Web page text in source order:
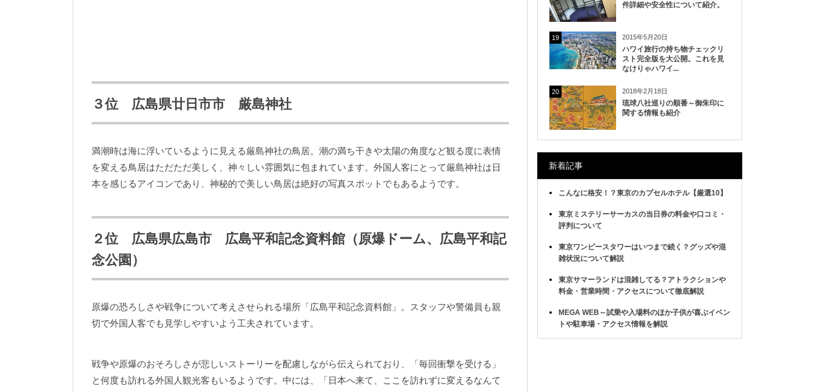
３位 広島県廿日市市 厳島神社
満潮時は海に浮いているように見える厳島神社の鳥居。潮の満ち干きや太陽の角度など観る度に表情
を変える鳥居はただただ美しく、神々しい雰囲気に包まれています。外国人客にとって厳島神社は日
本を感じるアイコンであり、神秘的で美しい鳥居は絶好の写真スポットでもあるようです。
２位 広島県広島市 広島平和記念資料館（原爆ドーム、広島平和記
念公園）
原爆の恐ろしさや戦争について考えさせられる場所「広島平和記念資料館」。スタッフや警備員も親
切で外国人客でも見学しやすいよう工夫されています。
戦争や原爆のおそろしさが悲しいストーリーを配慮しながら伝えられており、「毎回衝撃を受ける」
と何度も訪れる外国人観光客もいるようです。中には、「日本へ来て、ここを訪れずに変えるなんて
件詳細や安全性について紹介。
19 2015年5月20日
ハワイ旅行の持ち物チェックリ
スト完全版を大公開。これを見
なけりゃハワイ...
20 2018年2月18日
琉球八社巡りの順番～御朱印に
関する情報も紹介
新着記事
こんなに格安！？東京のカプセルホテル【厳選10】
東京ミステリーサーカスの当日券の料金や口コミ・
評判について
東京ワンピースタワーはいつまで続く？グッズや混
雑状況について解説
東京サマーランドは混雑してる？アトラクションや
料金・営業時間・アクセスについて徹底解説
MEGA WEB～試乗や入場料のほか子供が喜ぶイベン
トや駐車場・アクセス情報を解説